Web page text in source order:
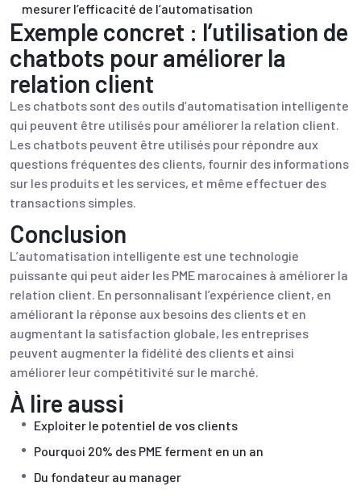
mesurer l’efficacité de l’automatisation
Exemple concret : l’utilisation de
chatbots pour améliorer la
relation client
Les chatbots sont des outils d’automatisation intelligente
qui peuvent être utilisés pour améliorer la relation client.
Les chatbots peuvent être utilisés pour répondre aux
questions fréquentes des clients, fournir des informations
sur les produits et les services, et même effectuer des
transactions simples.
Conclusion
L’automatisation intelligente est une technologie
puissante qui peut aider les PME marocaines à améliorer la
relation client. En personnalisant l’expérience client, en
améliorant la réponse aux besoins des clients et en
augmentant la satisfaction globale, les entreprises
peuvent augmenter la fidélité des clients et ainsi
améliorer leur compétitivité sur le marché.
À lire aussi
Exploiter le potentiel de vos clients
Pourquoi 20% des PME ferment en un an
Du fondateur au manager